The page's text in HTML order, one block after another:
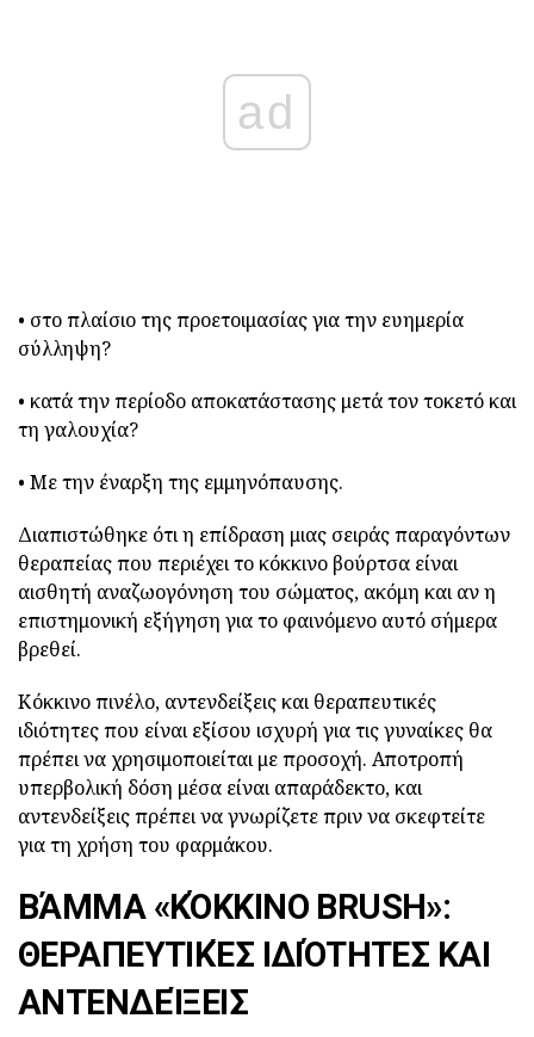
ad
• στο πλαίσιο της προετοιμασίας για την ευημερία
σύλληψη?
• κατά την περίοδο αποκατάστασης μετά τον τοκετό και
τη γαλουχία?
• Με την έναρξη της εμμηνόπαυσης.
Διαπιστώθηκε ότι η επίδραση μιας σειράς παραγόντων
θεραπείας που περιέχει το κόκκινο βούρτσα είναι
αισθητή αναζωογόνηση του σώματος, ακόμη και αν η
επιστημονική εξήγηση για το φαινόμενο αυτό σήμερα
βρεθεί.
Κόκκινο πινέλο, αντενδείξεις και θεραπευτικές
ιδιότητες που είναι εξίσου ισχυρή για τις γυναίκες θα
πρέπει να χρησιμοποιείται με προσοχή. Αποτροπή
υπερβολική δόση μέσα είναι απαράδεκτο, και
αντενδείξεις πρέπει να γνωρίζετε πριν να σκεφτείτε
για τη χρήση του φαρμάκου.
ΒΆΜΜΑ «ΚΌΚΚΙΝΟ BRUSH»:
ΘΕΡΑΠΕΥΤΙΚΈΣ ΙΔΙΌΤΗΤΕΣ ΚΑΙ
ΑΝΤΕΝΔΕΊΞΕΙΣ